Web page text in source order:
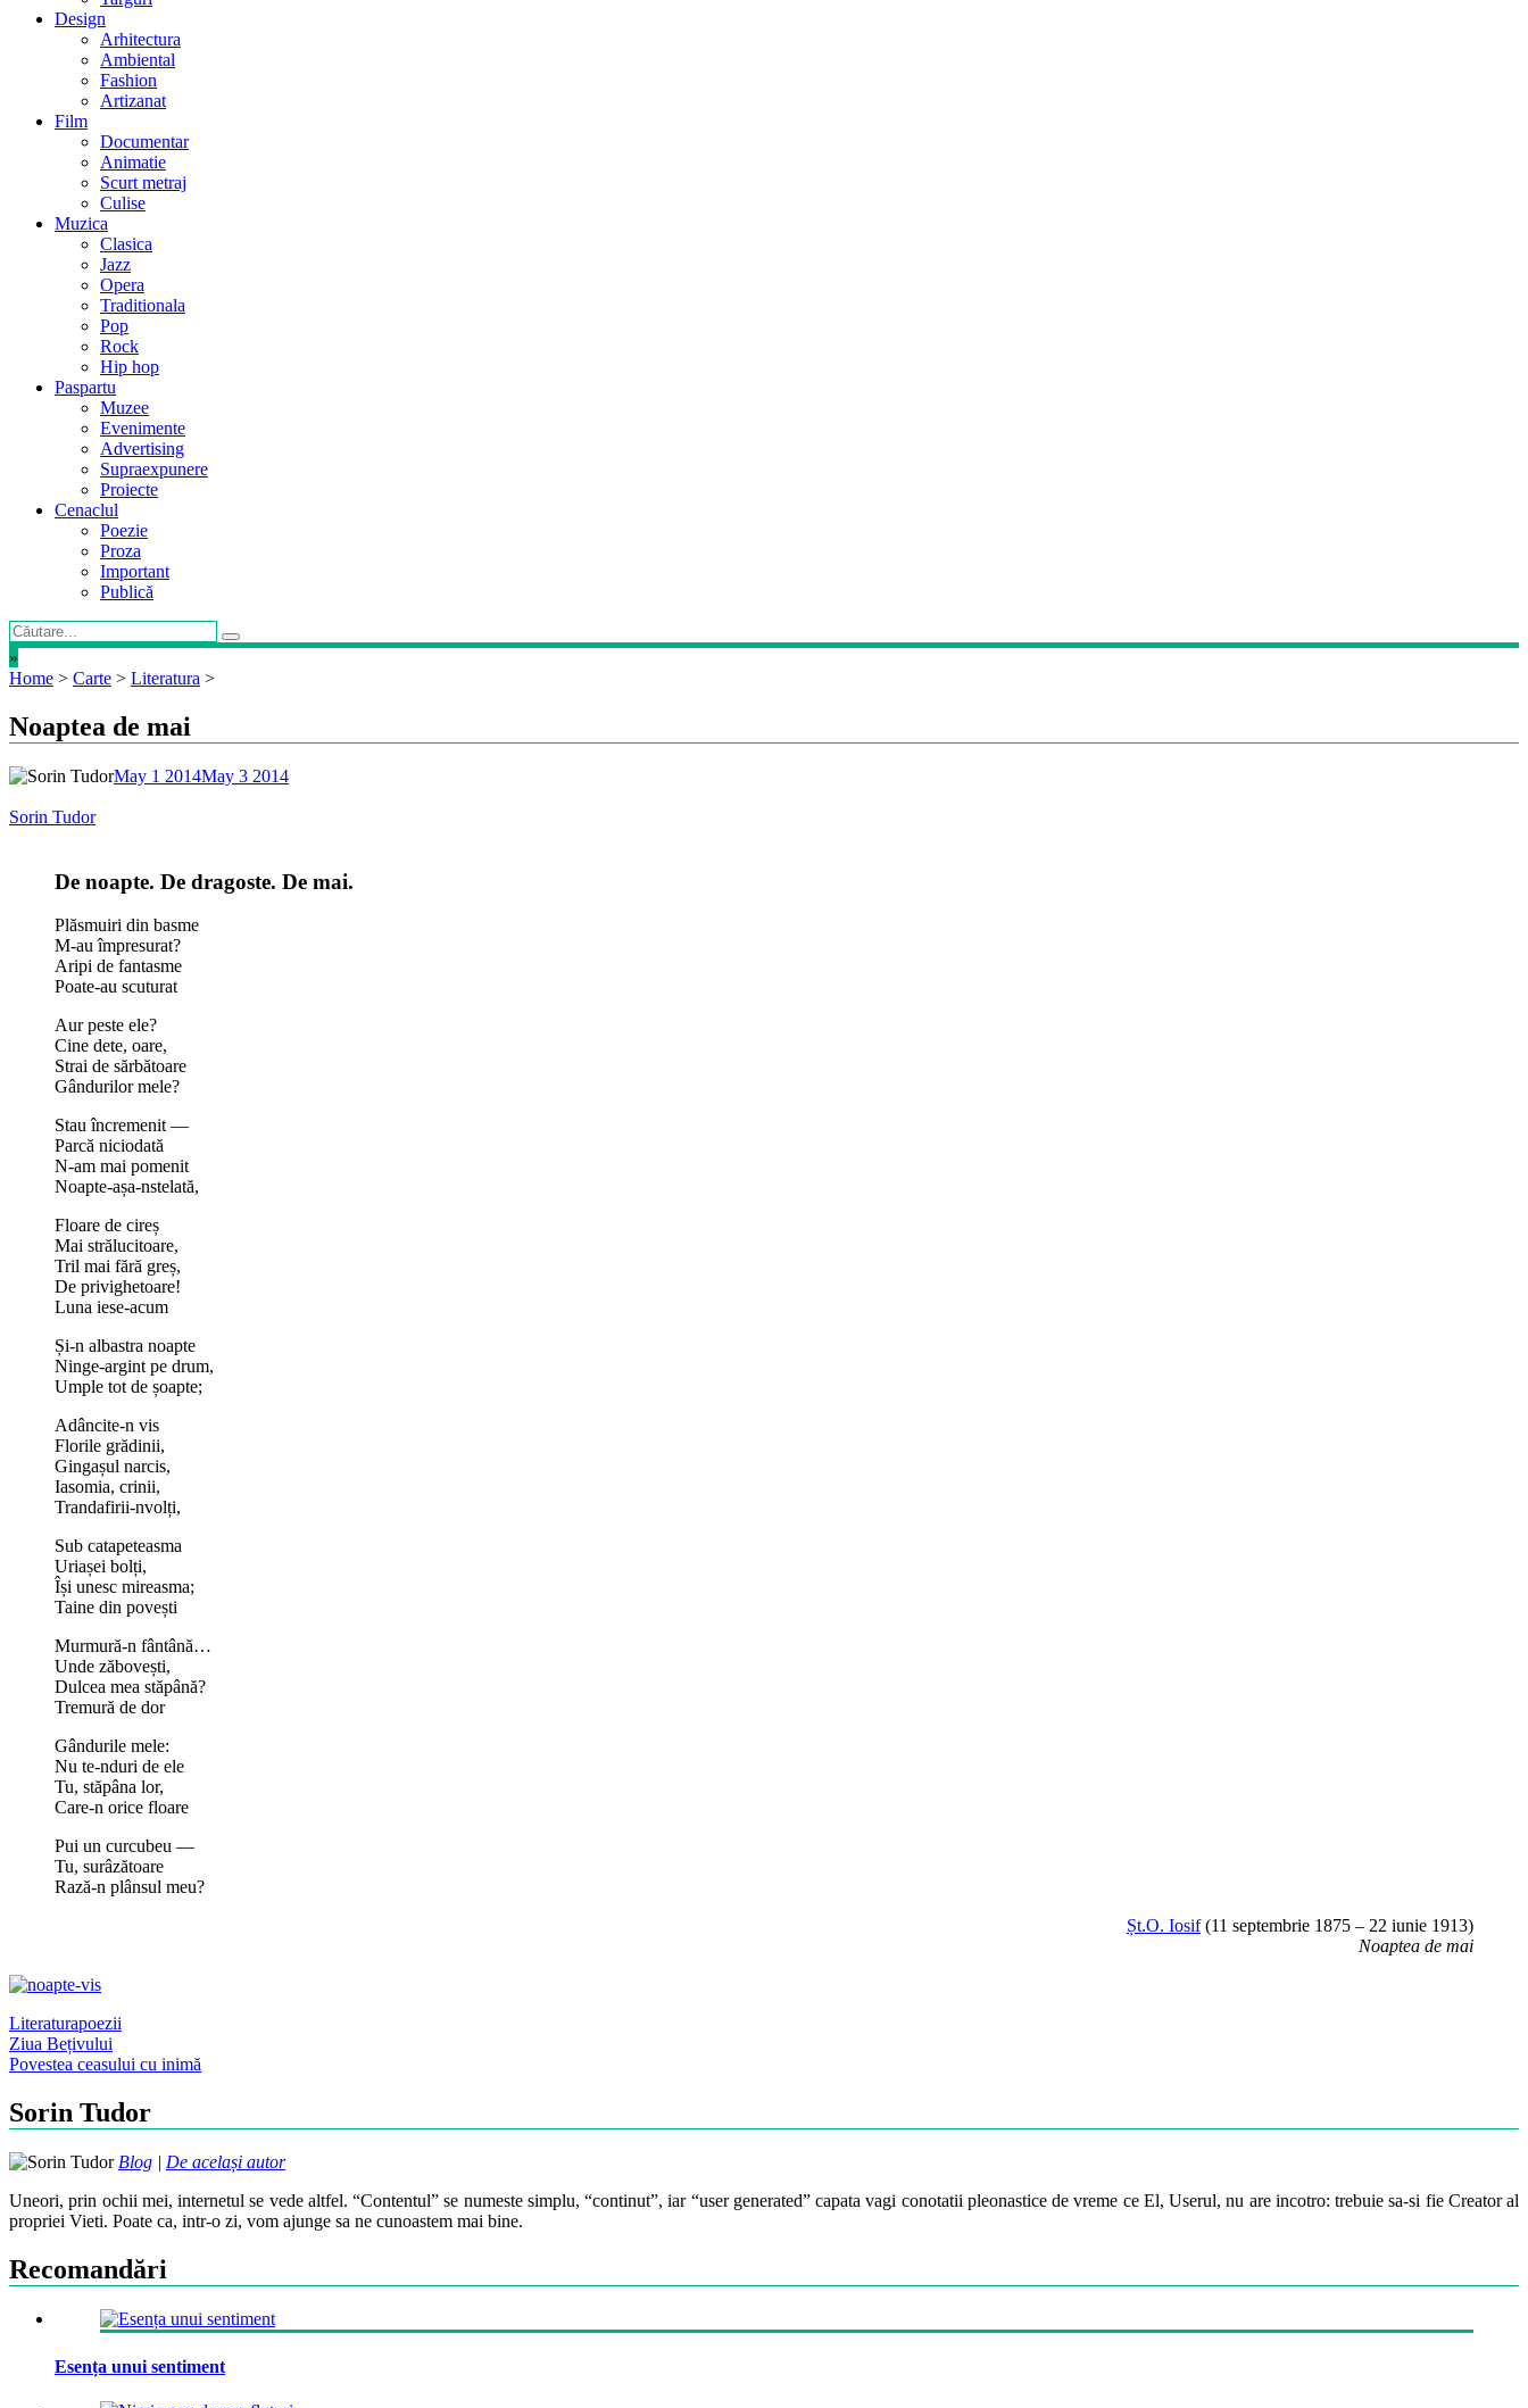
Design
Arhitectura
Ambiental
Fashion
Artizanat
Film
Documentar
Animatie
Scurt metraj
Culise
Muzica
Clasica
Jazz
Opera
Traditionala
Pop
Rock
Hip hop
Paspartu
Muzee
Evenimente
Advertising
Supraexpunere
Proiecte
Cenaclul
Poezie
Proza
Important
Publică
»
Home > Carte > Literatura >
Noaptea de mai
May 1 2014May 3 2014
Sorin Tudor
De noapte. De dragoste. De mai.
Plăsmuiri din basme
M-au împresurat?
Aripi de fantasme
Poate-au scuturat
Aur peste ele?
Cine dete, oare,
Strai de sărbătoare
Gândurilor mele?
Stau încremenit —
Parcă niciodată
N-am mai pomenit
Noapte-așa-nstelată,
Floare de cireș
Mai strălucitoare,
Tril mai fără greș,
De privighetoare!
Luna iese-acum
Și-n albastra noapte
Ninge-argint pe drum,
Umple tot de șoapte;
Adâncite-n vis
Florile grădinii,
Gingașul narcis,
Iasomia, crinii,
Trandafirii-nvolți,
Sub catapeteasma
Uriașei bolți,
Își unesc mireasma;
Taine din povești
Murmură-n fântână…
Unde zăbovești,
Dulcea mea stăpână?
Tremură de dor
Gândurile mele:
Nu te-nduri de ele
Tu, stăpâna lor,
Care-n orice floare
Pui un curcubeu —
Tu, surâzătoare
Rază-n plânsul meu?
Șt.O. Iosif(11 septembrie 1875 – 22 iunie 1913)
Noaptea de mai
Literaturapoezii
Post
navigation
Ziua Bețivului
Povestea ceasului cu inimă
Sorin Tudor
Blog | De același autor
Uneori, prin ochii mei, internetul se vede altfel. “Contentul” se numeste simplu, “continut”, iar “user generated” capata vagi conotatii pleonastice de vreme ce El, Userul, nu are incotro: trebuie sa-si fie Creator al
propriei Vieti. Poate ca, intr-o zi, vom ajunge sa ne cunoastem mai bine.
Recomandări
Esența unui sentiment